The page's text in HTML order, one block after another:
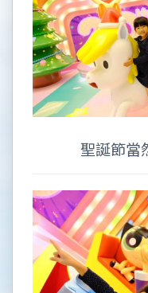
聖誕節當